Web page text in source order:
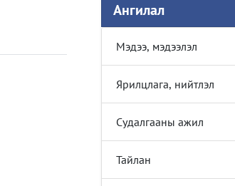
Ангилал
Мэдээ, мэдээлэл
Ярилцлага, нийтлэл
Судалгааны ажил
Тайлан